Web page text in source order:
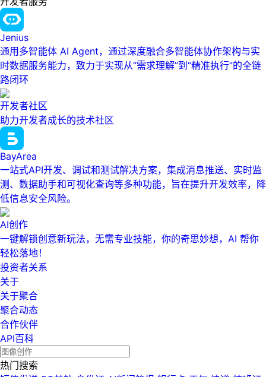
Jenius
通用多智能体 AI Agent，通过深度融合多智能体协作架构与实
时数据服务能力，致力于实现从“需求理解”到“精准执行”的全链
路闭环
开发者社区
助力开发者成长的技术社区
BayArea
一站式API开发、调试和测试解决方案，集成消息推送、实时监
测、数据助手和可视化查询等多种功能，旨在提升开发效率，降
低信息安全风险。
AI创作
一键解锁创意新玩法，无需专业技能，你的奇思妙想，AI 帮你
轻松落地！
投资者关系
关于
关于聚合
聚合动态
合作伙伴
API百科
热门搜索